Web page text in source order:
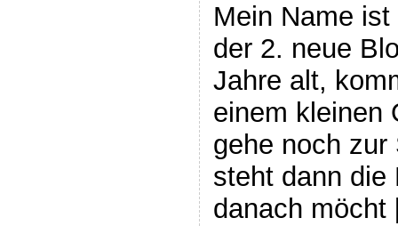
Mein Name
der 2. neue
Jahre alt,
einem kleinen
gehe noch
steht dann die
danach